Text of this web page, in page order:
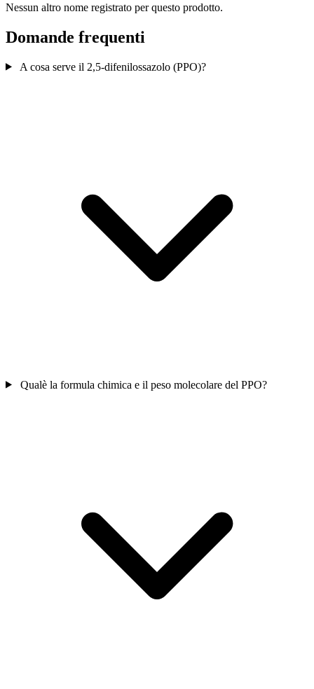
Nessun altro nome registrato per questo prodotto.
Domande frequenti
A cosa serve il 2,5-difenilossazolo (PPO)?
Qualè la formula chimica e il peso molecolare del PPO?